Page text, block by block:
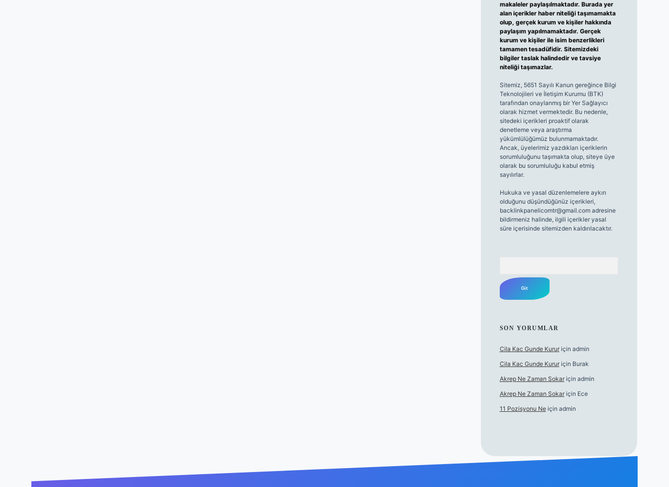
makaleler paylaşılmaktadır. Burada yer
alan içerikler haber niteliği taşımamakta
olup, gerçek kurum ve kişiler hakkında
paylaşım yapılmamaktadır. Gerçek
kurum ve kişiler ile isim benzerlikleri
tamamen tesadüfidir. Sitemizdeki
bilgiler taslak halindedir ve tavsiye
niteliği taşımazlar.
Sitemiz, 5651 Sayılı Kanun gereğince Bilgi
Teknolojileri ve İletişim Kurumu (BTK)
tarafından onaylanmış bir Yer Sağlayıcı
olarak hizmet vermektedir. Bu nedenle,
sitedeki içerikleri proaktif olarak
denetleme veya araştırma
yükümlülüğümüz bulunmamaktadır.
Ancak, üyelerimiz yazdıkları içeriklerin
sorumluluğunu taşımakta olup, siteye üye
olarak bu sorumluluğu kabul etmiş
sayılırlar.
Hukuka ve yasal düzenlemelere aykırı
olduğunu düşündüğünüz içerikleri,
backlinkpanelicomtr@gmail.comadresine
bildirmeniz halinde, ilgili içerikler yasal
süre içerisinde sitemizden kaldırılacaktır.
SON YORUMLAR
Cila Kac Gunde Kururiçin admin
Cila Kac Gunde Kururiçin Burak
Akrep Ne Zaman Sokariçin admin
Akrep Ne Zaman Sokariçin Ece
11 Pozisyonu Neiçin admin